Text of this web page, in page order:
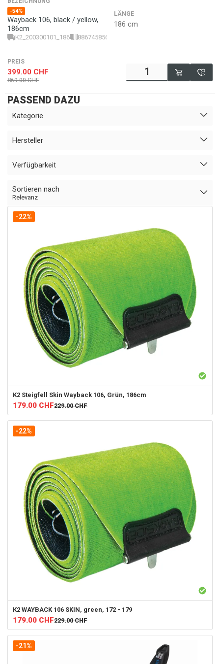
-54%
Wayback 106, black / yellow,
186cm
K2_200300101_186 886745856993
LÄNGE
186 cm
PREIS
399.00 CHF
869.00 CHF
PASSEND DAZU
Kategorie
Hersteller
Verfügbarkeit
Sortieren nach
Relevanz
-22%
K2 Steigfell Skin Wayback 106, Grün, 186cm
179.00 CHF229.00 CHF
-22%
K2 WAYBACK 106 SKIN, green, 172 - 179
179.00 CHF229.00 CHF
-21%